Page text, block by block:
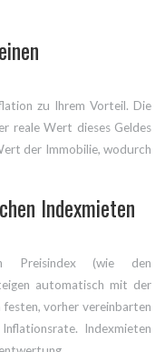
zu Ihrem Vorteil. Die
reale Wert dieses Geldes
der Immobilie, wodurch
Indexmieten
Preisindex (wie den
automatisch mit der
festen, vorher vereinbarten
Indexmieten